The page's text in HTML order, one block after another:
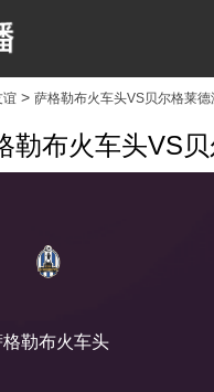
谊 > 萨格勒布火车头VS贝尔格莱德
勒布火车头VS
格勒布火车头